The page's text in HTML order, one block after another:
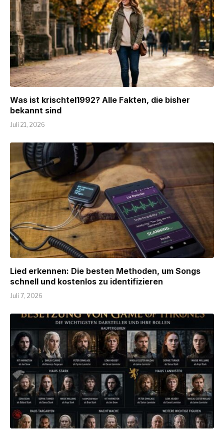
Was ist krischtel1992? Alle Fakten, die bisher
bekannt sind
Juli 21, 2026
Lied erkennen: Die besten Methoden, um Songs
schnell und kostenlos zu identifizieren
Juli 7, 2026